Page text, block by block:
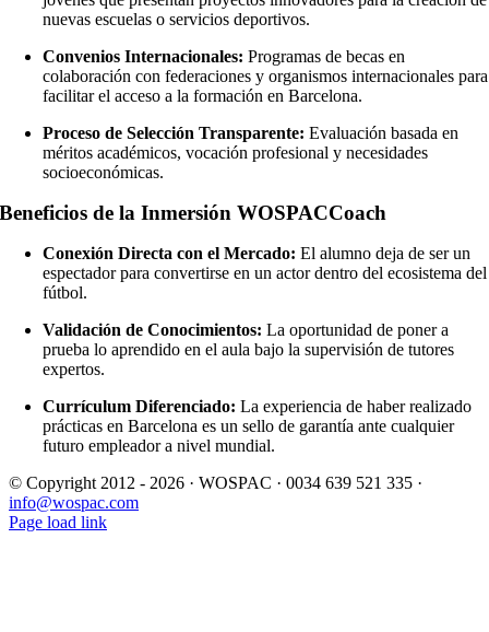
nuevas escuelas o servicios deportivos.
Convenios Internacionales: Programas de becas en
colaboración con federaciones y organismos internacionales para
facilitar el acceso a la formación en Barcelona.
Proceso de Selección Transparente: Evaluación basada en
méritos académicos, vocación profesional y necesidades
socioeconómicas.
Beneficios de la Inmersión WOSPACCoach
Conexión Directa con el Mercado: El alumno deja de ser un
espectador para convertirse en un actor dentro del ecosistema del
fútbol.
Validación de Conocimientos: La oportunidad de poner a
prueba lo aprendido en el aula bajo la supervisión de tutores
expertos.
Currículum Diferenciado: La experiencia de haber realizado
prácticas en Barcelona es un sello de garantía ante cualquier
futuro empleador a nivel mundial.
© Copyright 2012 - 2026 · WOSPAC · 0034 639 521 335 ·
info@wospac.com
Instagram
Facebook
X
YouTube
LinkedIn
Page load link